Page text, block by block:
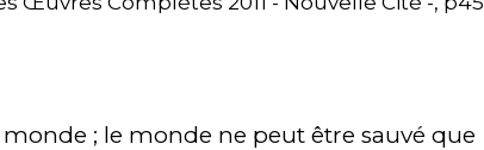
; le monde ne peut être sauvé que